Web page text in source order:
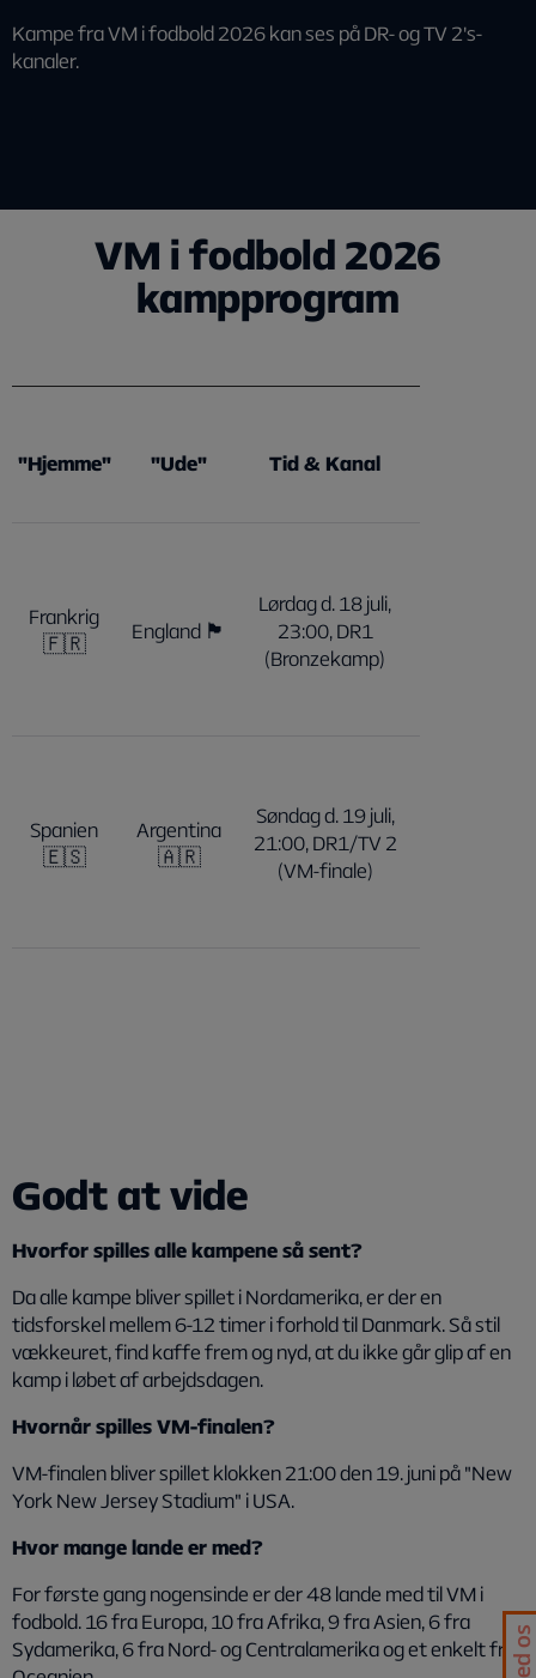
Kampe fra VM i fodbold 2026 kan ses på DR- og TV 2's-
kanaler.
VM i fodbold 2026
kampprogram
"Hjemme" "Ude" Tid & Kanal
Frankrig
🇫🇷
England 🏴󠁧󠁢󠁥󠁮󠁧󠁿
Lørdag d. 18 juli,
23:00, DR1
(Bronzekamp)
Spanien
🇪🇸
Argentina
🇦🇷
Søndag d. 19 juli,
21:00, DR1/TV 2
(VM-finale)
Godt at vide
Hvorfor spilles alle kampene så sent?
Da alle kampe bliver spillet i Nordamerika, er der en
tidsforskel mellem 6-12 timer i forhold til Danmark. Så stil
vækkeuret, find kaffe frem og nyd, at du ikke går glip af en
kamp i løbet af arbejdsdagen.
Hvornår spilles VM-finalen?
VM-finalen bliver spillet klokken 21:00 den 19. juni på "New
York New Jersey Stadium" i USA.
Hvor mange lande er med?
For første gang nogensinde er der 48 lande med til VM i
fodbold. 16 fra Europa, 10 fra Afrika, 9 fra Asien, 6 fra
Sydamerika, 6 fra Nord- og Centralamerika og et enkelt fra